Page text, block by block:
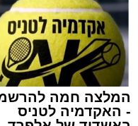
מנהל האתר / 20:31 06.08.26
תגים:הגרי"ב שרייבר
המלצה חמה
- האקדמיה לטניס